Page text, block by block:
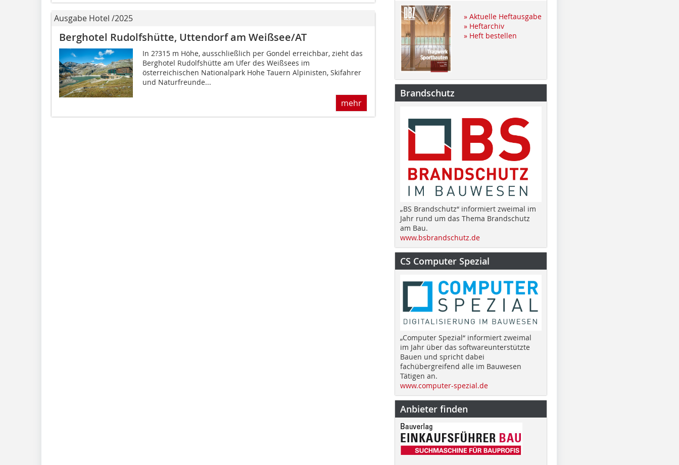
Ausgabe Hotel /2025
Berghotel Rudolfshütte, Uttendorf am Weißsee/AT
In 2?315 m Höhe, ausschließlich per Gondel erreichbar, zieht das
Berghotel Rudolfshütte am Ufer des Weißsees im
österreichischen Nationalpark Hohe Tauern Alpinisten, Skifahrer
und Naturfreunde...
mehr
» Aktuelle Heftausgabe
» Heftarchiv
» Heft bestellen
Brandschutz
„BS Brandschutz“ informiert zweimal im
Jahr rund um das Thema Brandschutz
am Bau.
www.bsbrandschutz.de
CS Computer Spezial
„Computer Spezial“ informiert zweimal
im Jahr über das softwareunterstützte
Bauen und spricht dabei
fachübergreifend alle im Bauwesen
Tätigen an.
www.computer-spezial.de
Anbieter finden